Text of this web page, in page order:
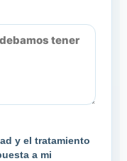
y el tratamiento
a mi